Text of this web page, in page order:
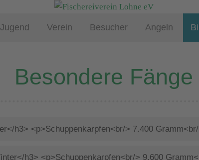
Jugend Verein Besucher Angeln
Besondere Fänge